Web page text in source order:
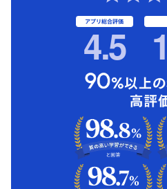
アプリ総合評価
4.5 1